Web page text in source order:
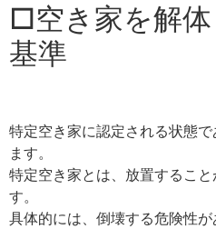
□空き家を解
基準
特定空き家に認定される状態
ます。
特定空き家とは、放置するこ
す。
具体的には、倒壊する危険性